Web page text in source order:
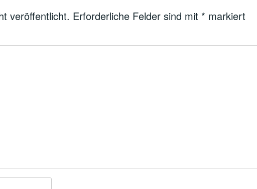
veröffentlicht. Erforderliche Felder sind mit * markiert